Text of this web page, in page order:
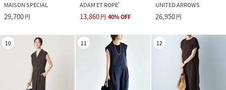
MAISON SPECIAL
29,700円
ADAM ET ROPE'
13,860円 40%OFF
UNITED ARROWS
26,950円
10 11 12